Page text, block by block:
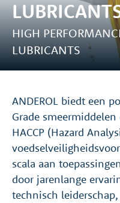
HIGH
LUBRICANTS
ANDEROL biedt een
Grade
HACCP (Hazard
scala aan
door jarenlange
technisch